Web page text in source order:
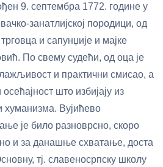
9. септембра 1772. године у
занатлијској породици, од
и сапунџије и мајке
По свему судећи, од оца је
и практични смисао, а
што избијају из
Вујићево
је било разноврсно, скоро
и за данашње схватање, доста
тј. славеносрпску школу